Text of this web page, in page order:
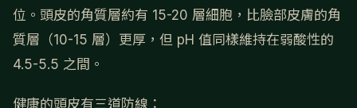
位。頭皮的角質層約有 15-20 層細胞，比臉部皮膚的角
質層（10-15 層）更厚，但 pH 值同樣維持在弱酸性的
4.5-5.5 之間。
健康的頭皮有三道防線：